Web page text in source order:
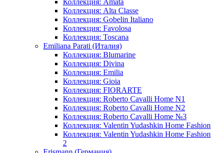
Коллекция: Amata
Коллекция: Alta Classe
Коллекция: Gobelin Italiano
Коллекция: Favolosa
Коллекция: Toscana
Emiliana Parati (Италия)
Коллекция: Blumarine
Коллекция: Divina
Коллекция: Emilia
Коллекция: Gioia
Коллекция: FIORARTE
Коллекция: Roberto Cavalli Home N1
Коллекция: Roberto Cavalli Home N2
Коллекция: Roberto Cavalli Home №3
Коллекция: Valentin Yudashkin Home Fashion
Коллекция: Valentin Yudashkin Home Fashion
2